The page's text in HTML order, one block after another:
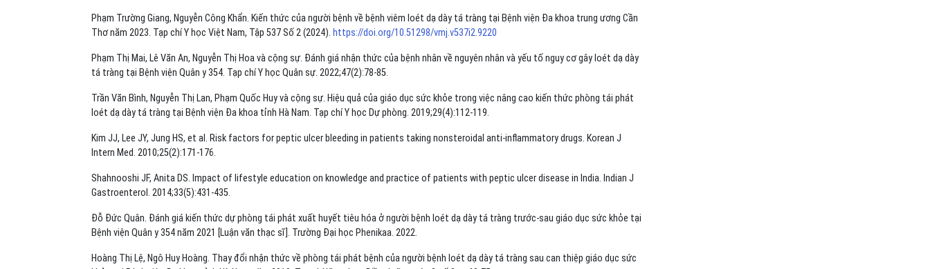
Phạm Trường Giang, Nguyễn Công Khẩn. Kiến thức của người bệnh về bệnh viêm loét dạ dày tá tràng tại Bệnh viện Đa khoa trung ương Cần
Thơ năm 2023. Tạp chí Y học Việt Nam, Tập 537 Số 2 (2024). https://doi.org/10.51298/vmj.v537i2.9220
Phạm Thị Mai, Lê Văn An, Nguyễn Thị Hoa và cộng sự. Đánh giá nhận thức của bệnh nhân về nguyên nhân và yếu tố nguy cơ gây loét dạ dày
tá tràng tại Bệnh viện Quân y 354. Tạp chí Y học Quân sự. 2022;47(2):78-85.
Trần Văn Bình, Nguyễn Thị Lan, Phạm Quốc Huy và cộng sự. Hiệu quả của giáo dục sức khỏe trong việc nâng cao kiến thức phòng tái phát
loét dạ dày tá tràng tại Bệnh viện Đa khoa tỉnh Hà Nam. Tạp chí Y học Dự phòng. 2019;29(4):112-119.
Kim JJ, Lee JY, Jung HS, et al. Risk factors for peptic ulcer bleeding in patients taking nonsteroidal anti-inflammatory drugs. Korean J
Intern Med. 2010;25(2):171-176.
Shahnooshi JF, Anita DS. Impact of lifestyle education on knowledge and practice of patients with peptic ulcer disease in India. Indian J
Gastroenterol. 2014;33(5):431-435.
Đỗ Đức Quân. Đánh giá kiến thức dự phòng tái phát xuất huyết tiêu hóa ở người bệnh loét dạ dày tá tràng trước-sau giáo dục sức khỏe tại
Bệnh viện Quân y 354 năm 2021 [Luận văn thạc sĩ]. Trường Đại học Phenikaa. 2022.
Hoàng Thị Lệ, Ngô Huy Hoàng. Thay đổi nhận thức về phòng tái phát bệnh của người bệnh loét dạ dày tá tràng sau can thiệp giáo dục sức